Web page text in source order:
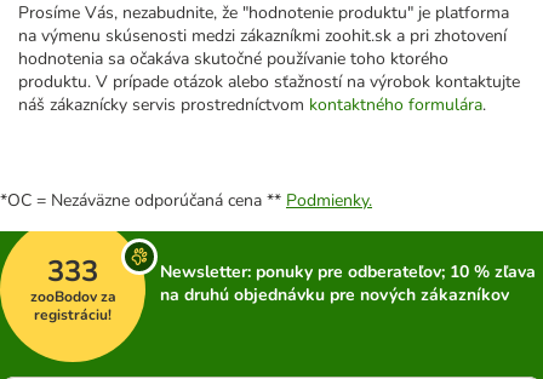
Prosíme Vás, nezabudnite, že "hodnotenie produktu" je platforma
na výmenu skúsenosti medzi zákazníkmi zoohit.sk a pri zhotovení
hodnotenia sa očakáva skutočné používanie toho ktorého
produktu. V prípade otázok alebo sťažností na výrobok kontaktujte
náš zákaznícky servis prostredníctvom kontaktného formulára.
*OC = Nezáväzne odporúčaná cena ** Podmienky.
333
zooBodov za
registráciu!
Newsletter: ponuky pre odberateľov; 10 % zľava
na druhú objednávku pre nových zákazníkov